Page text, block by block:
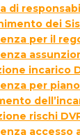
di
dei
per il
incarico
per piano
rischi